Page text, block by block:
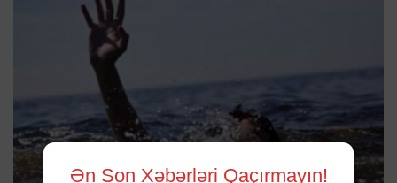
Ən Son Xəbərləri Qaçırmayın!